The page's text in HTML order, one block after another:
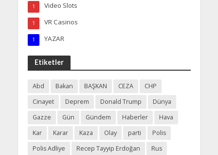
Video Slots
1
VR Casinos
1
YAZAR
1
Etiketler
Abd Bakan BAŞKAN CEZA
CHP
Cinayet
Deprem Donald Trump
Dünya
Gazze
Gün Gündem Haberler
Hava
Kar
Karar Kaza Olay parti
Polis
Polis Adliye
Recep Tayyip Erdoğan
Rus